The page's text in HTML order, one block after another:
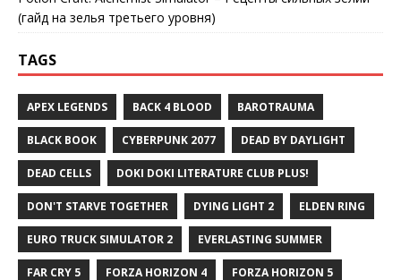
(гайд на зелья третьего уровня)
TAGS
APEX LEGENDS BACK 4 BLOOD BAROTRAUMA
BLACK BOOK CYBERPUNK 2077 DEAD BY DAYLIGHT
DEAD CELLS DOKI DOKI LITERATURE CLUB PLUS!
DON'T STARVE TOGETHER DYING LIGHT 2 ELDEN RING
EURO TRUCK SIMULATOR 2 EVERLASTING SUMMER
FAR CRY 5 FORZA HORIZON 4 FORZA HORIZON 5